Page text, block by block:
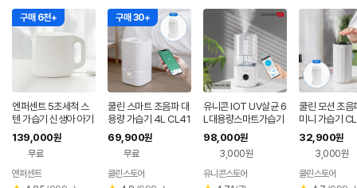
구매 6천+
엔퍼센트 5초세척 스
텐 가습기 신생아 아기
가습기 화이트
139,000원
무료
엔퍼센트
구매 30+
쿨린 스마트 초음파 대
용량 가습기 4L CL41
0T
69,900원
무료
쿨린스토어
유니콘 IOT UV살균 6
L대용량스마트가습기
IOT 앱연동 WIFI어플
연동 리모컨지원 TL-
HM60V
98,000원
3,000원
유니콘스토어
쿨린 모션 초음
미니 가습기
32,900원
3,000원
쿨린스토어